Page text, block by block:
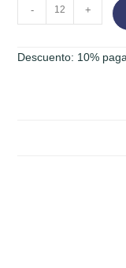
IDENTIFICADOR
DE
/
- +
Descuento: 10%